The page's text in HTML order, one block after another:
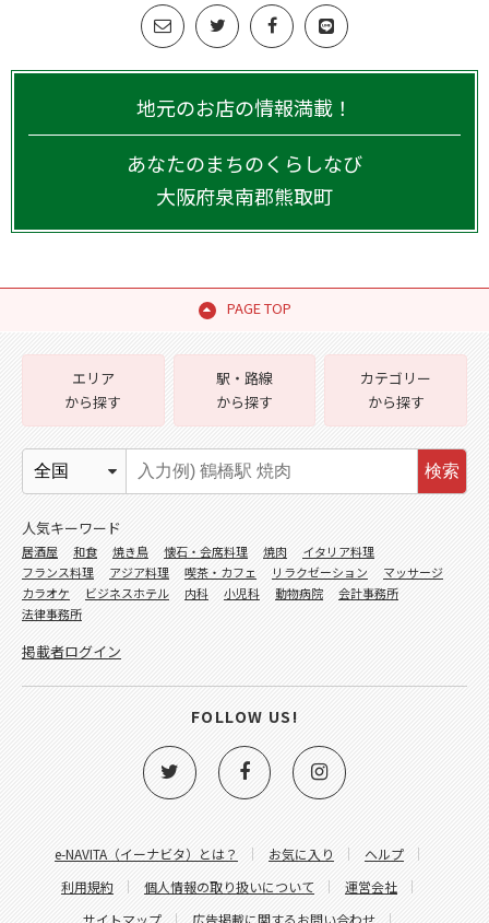
地元のお店の情報満載！
あなたのまちのくらしなび
大阪府泉南郡熊取町
PAGE TOP
e-NAVITA（イーナビタ）とは？ お気に入り
ヘルプ
利用規約
個人情報の取り扱いについて
運営会社
サイトマップ
広告掲載に関するお問い合わせ
エリア
から探す
駅・路線
から探す
カテゴリー
から探す
検索
人気キーワード
居酒屋 和食 焼き鳥 懐石・会席料理 焼肉
イタリア料理
フランス料理
アジア料理 喫茶・カフェ リラクゼーション
マッサージ
カラオケ
ビジネスホテル 内科 小児科 動物病院
会計事務所
法律事務所
掲載者ログイン
FOLLOW US!